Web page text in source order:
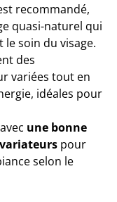
recommandé,
quasi-naturel qui
soin du visage.
des
variées tout en
idéales pour
une bonne
pour
selon le